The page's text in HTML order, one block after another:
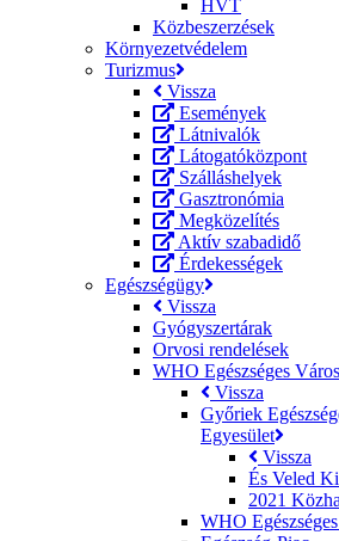
HVT
Közbeszerzések
Környezetvédelem
Turizmus
Vissza
Események
Látnivalók
Látogatóközpont
Szálláshelyek
Gasztronómia
Megközelítés
Aktív szabadidő
Érdekességek
Egészségügy
Vissza
Gyógyszertárak
Orvosi rendelések
WHO Egészséges
Vissza
Győriek
Egyesület
Vissza
És Veled
2021
WHO